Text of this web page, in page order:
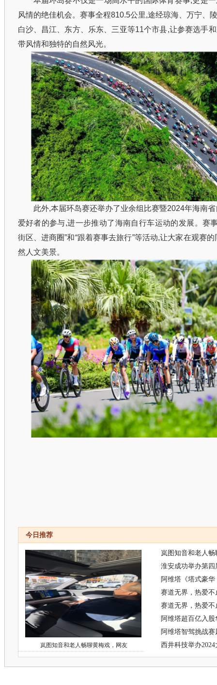
风情的绝佳机会。赛事全程810.5公里,途经琼海、万宁、
白沙、昌江、东方、乐东、三亚等11个市县,让参赛选手
带风情和独特的自然风光。
此外,本届环岛赛还举办了业余组比赛暨2024年海南
爱好者的参与,进一步推动了海南自行车运动的发展。赛
街区、进商圈”和“跟着赛事去旅行”等活动,让大家在观赛
然人文美景。
今日推荐
岚图知音和老人畅聊黄梅戏，网友
岚图知音和老人
淮安成功举办第四
阿维塔《塔式豪
赛道无界，热爱不
赛道无界，热爱不
阿维塔超百亿入
阿维塔智驾挑战
西井科技举办